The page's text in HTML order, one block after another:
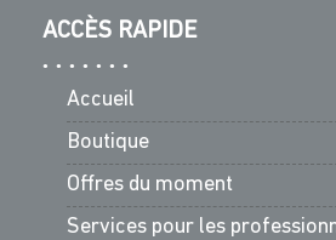
ACCÈS RAPIDE
Accueil
Boutique
Offres du moment
Services pour les